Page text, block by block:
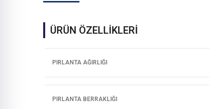
ÜRÜN ÖZELLİKLERİ
PIRLANTA AĞIRLIĞI
PIRLANTA BERRAKLIĞI